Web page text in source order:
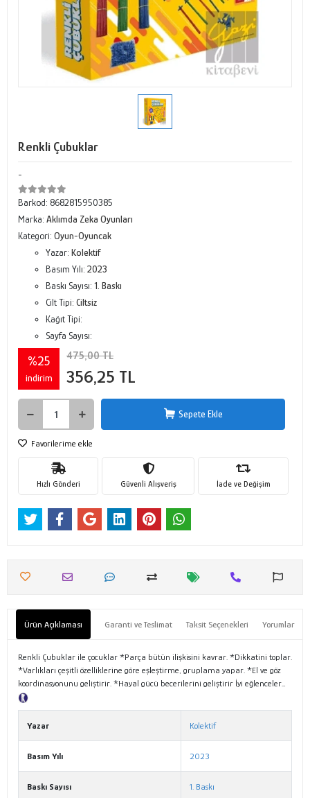
Renkli Çubuklar
-
Barkod: 8682815950385
Marka: Aklımda Zeka Oyunları
Kategori: Oyun-Oyuncak
Yazar: Kolektif
Basım Yılı: 2023
Baskı Sayısı: 1. Baskı
Cilt Tipi: Ciltsiz
Kağıt Tipi:
Sayfa Sayısı:
%25
indirim
475,00 TL
356,25 TL
Sepete Ekle
Favorilerime ekle
Hızlı Gönderi Güvenli Alışveriş İade ve Değişim
Ürün Açıklaması Garanti ve Teslimat Taksit Seçenekleri Yorumlar
Renkli Çubuklar ile çocuklar *Parça bütün ilişkisini kavrar. *Dikkatini toplar.
*Varlıkları çeşitli özelliklerine göre eşleştirme, gruplama yapar. *El ve göz
koordinasyonunu geliştirir. *Hayal gücü becerilerini geliştirir İyi eğlenceler…
Yazar Kolektif
Basım Yılı 2023
Baskı Sayısı 1. Baskı